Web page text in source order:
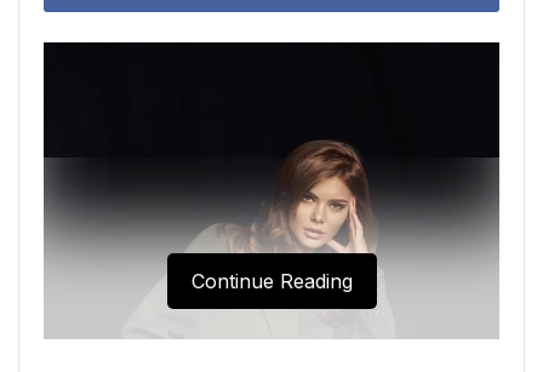
Continue Reading